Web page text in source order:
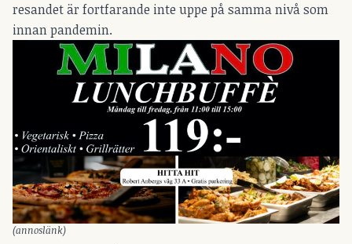
resandet är fortfarande inte uppe på samma nivå som
innan pandemin.
(annoslänk)